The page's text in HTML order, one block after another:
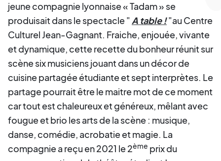
jeune compagnie lyonnaise « Tadam » se
produisait dans le spectacle " A table !"au Centre
Culturel Jean-Gagnant. Fraiche, enjouée, vivante
et dynamique, cette recette du bonheur réunit sur
scène six musiciens jouant dans un décor de
cuisine partagée étudiante et sept interprètes. Le
partage pourrait être le maitre mot de ce moment
car tout est chaleureux et généreux, mêlant avec
fougue et brio les arts de la scène : musique,
danse, comédie, acrobatie et magie. La
compagnie a reçu en 2021 le 2ème prix du